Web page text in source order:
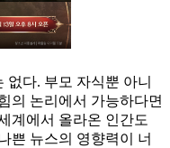
다. 부모 자식뿐 아니
의 논리에서 가능하다면
계에서 올라온 인간도
쁜 뉴스의 영향력이 너